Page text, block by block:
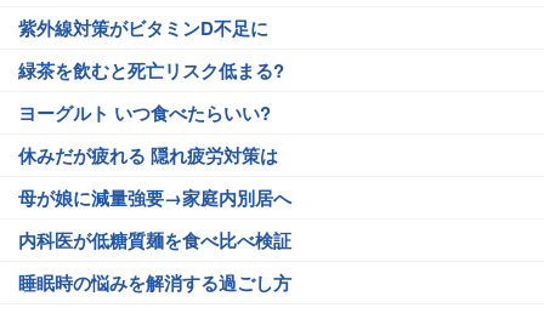
紫外線対策がビタミンD不足に
緑茶を飲むと死亡リスク低まる?
ヨーグルト いつ食べたらいい?
休みだが疲れる 隠れ疲労対策は
母が娘に減量強要→家庭内別居へ
内科医が低糖質麺を食べ比べ検証
睡眠時の悩みを解消する過ごし方